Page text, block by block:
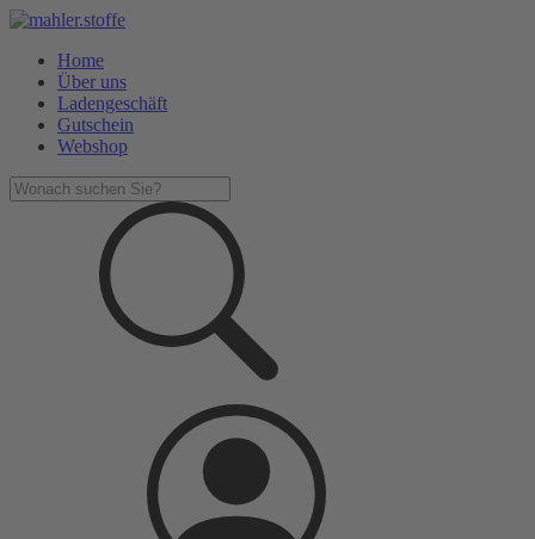
Home
Über uns
Ladengeschäft
Gutschein
Webshop